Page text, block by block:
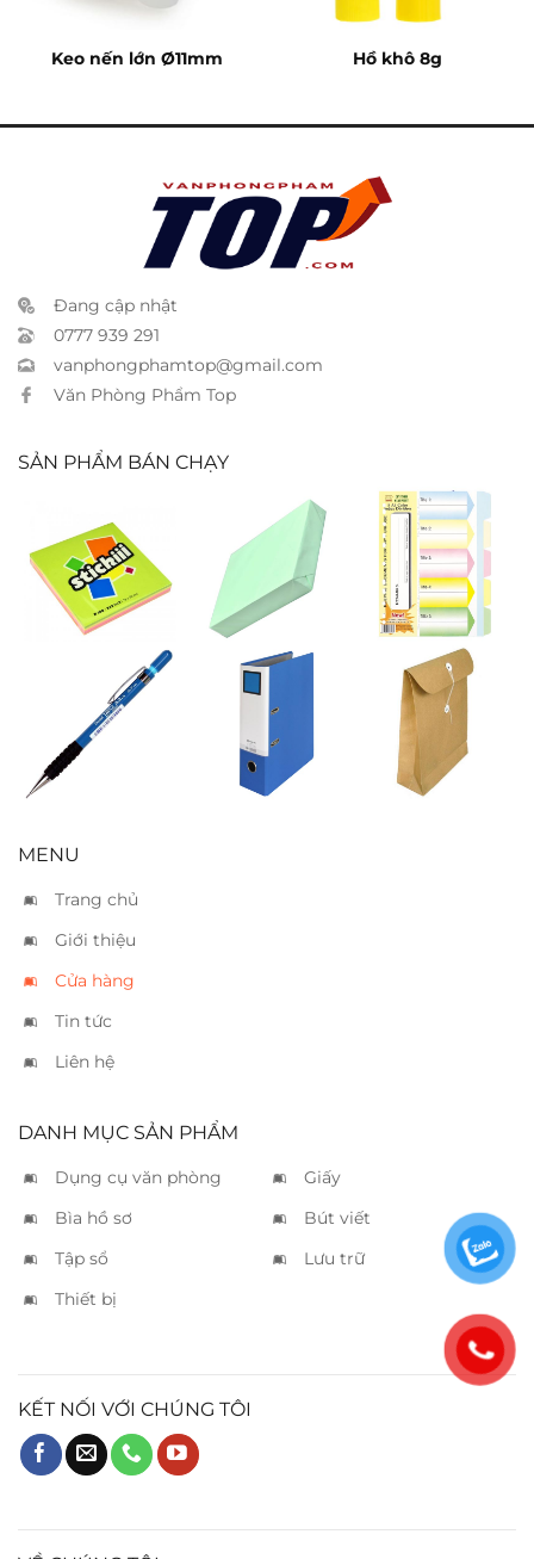
Keo nến lớn Ø11mm Hồ khô 8g
Đang cập nhật
0777 939 291
vanphongphamtop@gmail.com
Văn Phòng Phẩm Top
SẢN PHẨM BÁN CHẠY
Giấy notes màu
3 x 3
Giấy ford A4
xanh lá
Phân trang
giấy 5 màu
Bút chì bấm
Pentel 120 A317
07mm
Bìa còng King
Jim A4 7cm
Bao thư quấn
dây A3 7cm
MENU
Trang chủ
Giới thiệu
Cửa hàng
Tin tức
Liên hệ
DANH MỤC SẢN PHẨM
Dụng cụ văn phòng
Giấy
Bìa hồ sơ
Bút viết
Tập sổ
Lưu trữ
Thiết bị
KẾT NỐI VỚI CHÚNG TÔI